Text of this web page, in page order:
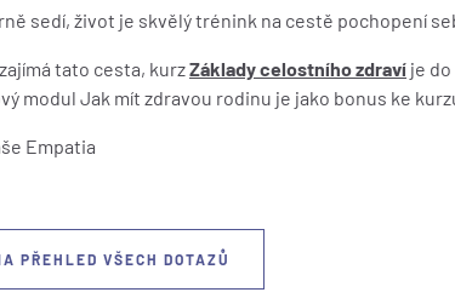
sedí, život je skvělý trénink na cestě pochopení
tato cesta, kurzZáklady celostního zdraví je
modul Jak mít zdravou rodinu je jako bonus ke
Empatia
PŘEHLED VŠECH DOTAZŮ